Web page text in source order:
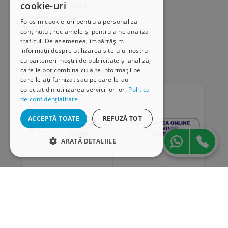
cookie-uri
Folosim cookie-uri pentru a personaliza
conținutul, reclamele și pentru a ne analiza
traficul. De asemenea, împărtășim
informații despre utilizarea site-ului nostru
cu partenerii noștri de publicitate și analiză,
care le pot combina cu alte informații pe
care le-ați furnizat sau pe care le-au
colectat din utilizarea serviciilor lor. Politica
de confidențialitate
ACCEPTĂ TOATE REFUZĂ TOT
ARATĂ DETALIILE
Modalități de plată
SEAP/SICAP
Hartă site
Cariere
Abonare newsletter